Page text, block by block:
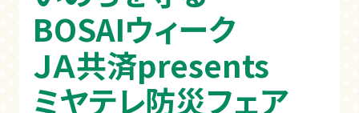
BOSAIウィーク
ＪＡ共済presents
ミヤテレ防災フェア